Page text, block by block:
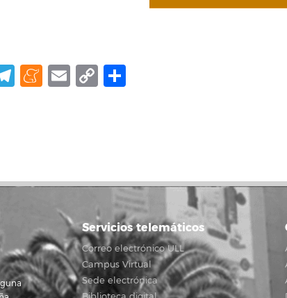
Telegram
Meneame
Email
Copy
Servicios telemáticos
Correo electrónico ULL
Campus Virtual
Sede electrónica